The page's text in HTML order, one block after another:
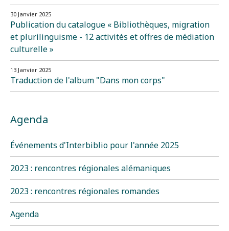
30 Janvier 2025
Publication du catalogue « Bibliothèques, migration
et plurilinguisme - 12 activités et offres de médiation
culturelle »
13 Janvier 2025
Traduction de l'album "Dans mon corps"
Agenda
Événements d'Interbiblio pour l'année 2025
2023 : rencontres régionales alémaniques
2023 : rencontres régionales romandes
Agenda